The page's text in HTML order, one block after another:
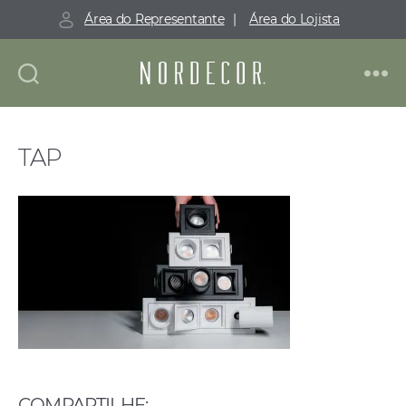
Área do Representante | Área do Lojista
Nordecor
TAP